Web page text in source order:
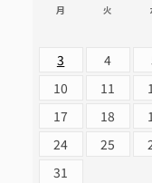
月 火
3
4
10
11
17
18
24
25
31